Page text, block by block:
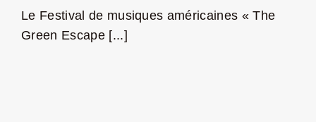
Le Festival de musiques américaines « The
Green Escape [...]